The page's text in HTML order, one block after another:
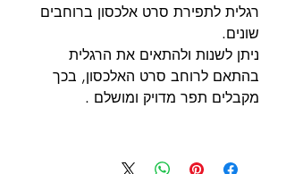
רגלית לתפירת סרט אלכסון ברוחבים
שונים.
ניתן לשנות ולהתאים את הרגלית
בהתאם לרוחב סרט האלכסון, בכך
מקבלים תפר מדויק ומושלם .